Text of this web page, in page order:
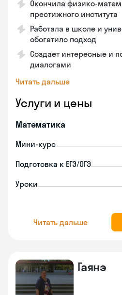
Окончила физико-
престижного института
Работала в школе и
обогатило подход
Создает интересные и
диалогами
Читать дальше
Услуги и цены
Математика
Мини-курс
Подготовка к ЕГЭ/ОГЭ
Уроки
Читать дальше
Гаянэ